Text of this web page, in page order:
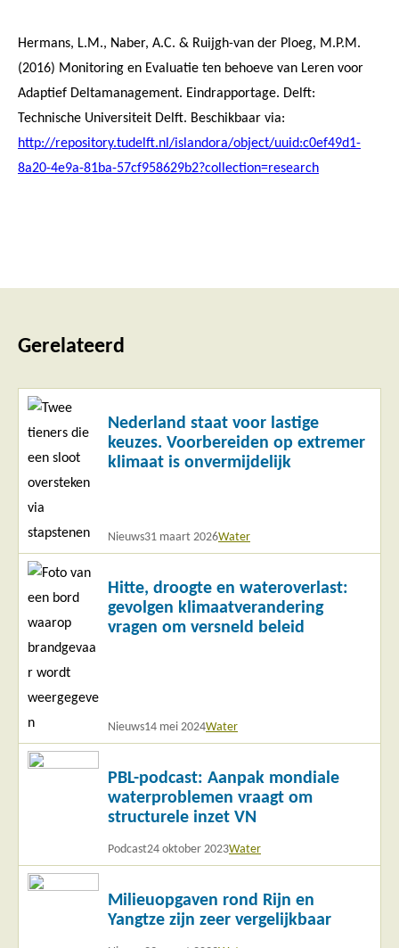
Hermans, L.M., Naber, A.C. & Ruijgh-van der Ploeg, M.P.M.
(2016) Monitoring en Evaluatie ten behoeve van Leren voor
Adaptief Deltamanagement. Eindrapportage. Delft:
Technische Universiteit Delft. Beschikbaar via:
http://repository.tudelft.nl/islandora/object/uuid:c0ef49d1-
8a20-4e9a-81ba-57cf958629b2?collection=research
Gerelateerd
Nederland staat voor lastige
keuzes. Voorbereiden op extremer
klimaat is onvermijdelijk
Nieuws31 maart 2026Water
Lees
meer
Hitte, droogte en wateroverlast:
gevolgen klimaatverandering
vragen om versneld beleid
Nieuws14 mei 2024Water
Lees
meer
PBL-podcast: Aanpak mondiale
waterproblemen vraagt om
structurele inzet VN
Podcast24 oktober 2023Water
Lees
Milieuopgaven rond Rijn en
Yangtze zijn zeer vergelijkbaar
Lees